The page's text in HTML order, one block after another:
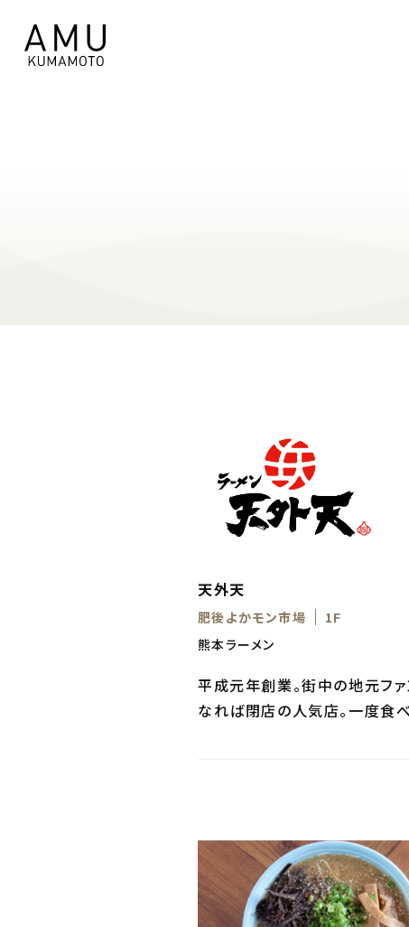
天外天
肥後よかモン市場
1F
熊本ラーメン
平成元年創業。街中の地元フ
なれば閉店の人気店。一度食